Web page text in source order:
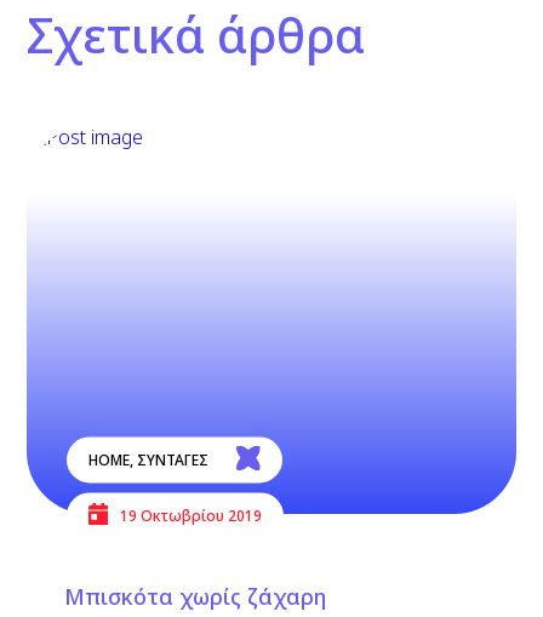
Σχετικά άρθρα
HOME, ΣΥΝΤΑΓΕΣ
19 Οκτωβρίου 2019
Μπισκότα χωρίς ζάχαρη